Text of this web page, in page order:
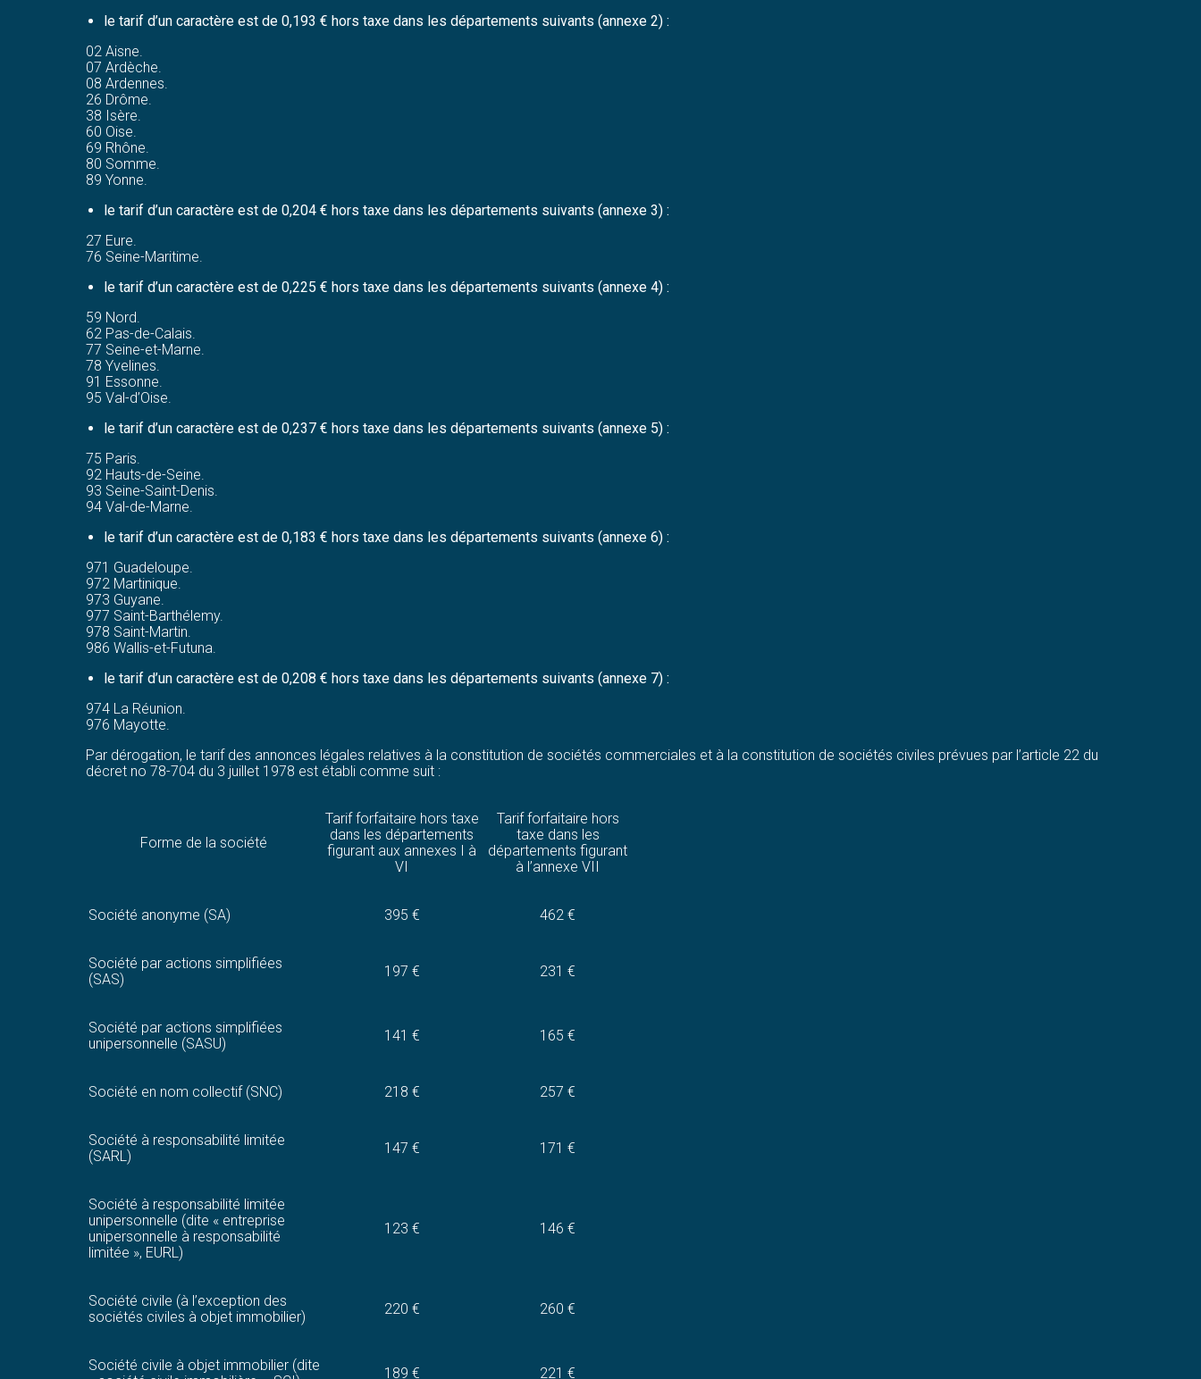
le tarif d’un caractère est de 0,193 € hors taxe dans les départements suivants (annexe 2) :
02 Aisne.
07 Ardèche.
08 Ardennes.
26 Drôme.
38 Isère.
60 Oise.
69 Rhône.
80 Somme.
89 Yonne.
le tarif d’un caractère est de 0,204 € hors taxe dans les départements suivants (annexe 3) :
27 Eure.
76 Seine-Maritime.
le tarif d’un caractère est de 0,225 € hors taxe dans les départements suivants (annexe 4) :
59 Nord.
62 Pas-de-Calais.
77 Seine-et-Marne.
78 Yvelines.
91 Essonne.
95 Val-d’Oise.
le tarif d’un caractère est de 0,237 € hors taxe dans les départements suivants (annexe 5) :
75 Paris.
92 Hauts-de-Seine.
93 Seine-Saint-Denis.
94 Val-de-Marne.
le tarif d’un caractère est de 0,183 € hors taxe dans les départements suivants (annexe 6) :
971 Guadeloupe.
972 Martinique.
973 Guyane.
977 Saint-Barthélemy.
978 Saint-Martin.
986 Wallis-et-Futuna.
le tarif d’un caractère est de 0,208 € hors taxe dans les départements suivants (annexe 7) :
974 La Réunion.
976 Mayotte.
Par dérogation, le tarif des annonces légales relatives à la constitution de sociétés commerciales et à la constitution de sociétés civiles prévues par l’article 22 du
décret no 78-704 du 3 juillet 1978 est établi comme suit :
Forme de la société
Tarif forfaitaire hors taxe
dans les départements
figurant aux annexes I à
VI
Tarif forfaitaire hors
taxe dans les
départements figurant
à l’annexe VII
Société anonyme (SA) 395 € 462 €
Société par actions simplifiées
(SAS)
197 € 231 €
Société par actions simplifiées
unipersonnelle (SASU)
141 € 165 €
Société en nom collectif (SNC) 218 € 257 €
Société à responsabilité limitée
(SARL)
147 € 171 €
Société à responsabilité limitée
unipersonnelle (dite « entreprise
unipersonnelle à responsabilité
limitée », EURL)
123 € 146 €
Société civile (à l’exception des
sociétés civiles à objet immobilier)
220 € 260 €
Société civile à objet immobilier (dite
189 € 221 €